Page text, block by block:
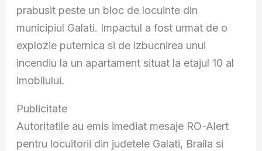
prabusit peste un bloc de locuinte din
municipiul Galati. Impactul a fost urmat de o
explozie puternica si de izbucnirea unui
incendiu la un apartament situat la etajul 10 al
imobilului.
Publicitate
Autoritatile au emis imediat mesaje RO-Alert
pentru locuitorii din judetele Galati, Braila si